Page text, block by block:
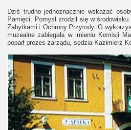
Dziś trudno jednoznacznie wskazać
Pamięci. Pomysł zrodził się w
Zabytkami i Ochrony Przyrody. O
muzealne zabiegała w imieniu Komisji
poparł prezes zarządu, sędzia Kazimierz